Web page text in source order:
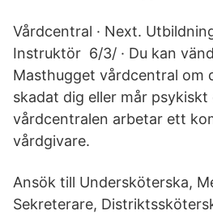
Vårdcentral · Next.
Instruktör 6/3/ · Du kan
Masthugget vårdcentral om
skadat dig eller mår psykiskt
vårdcentralen arbetar ett
vårdgivare.
Ansök till Undersköterska,
Sekreterare,